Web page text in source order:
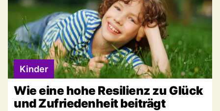
Kinder
Wie eine hohe Resilienz zu Glück
und Zufriedenheit beiträgt